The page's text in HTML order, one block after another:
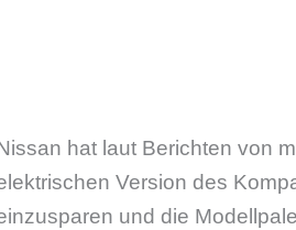
hat laut Berichten von
Version des
und die